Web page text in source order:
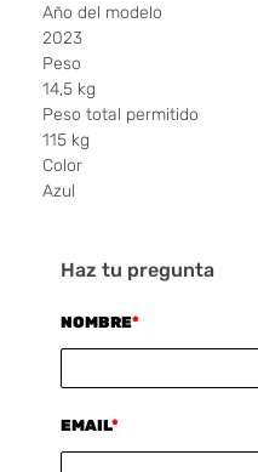
Año del modelo
2023
Peso
14,5 kg
Peso total permitido
115 kg
Color
Azul
Haz tu pregunta
NOMBRE*
EMAIL*